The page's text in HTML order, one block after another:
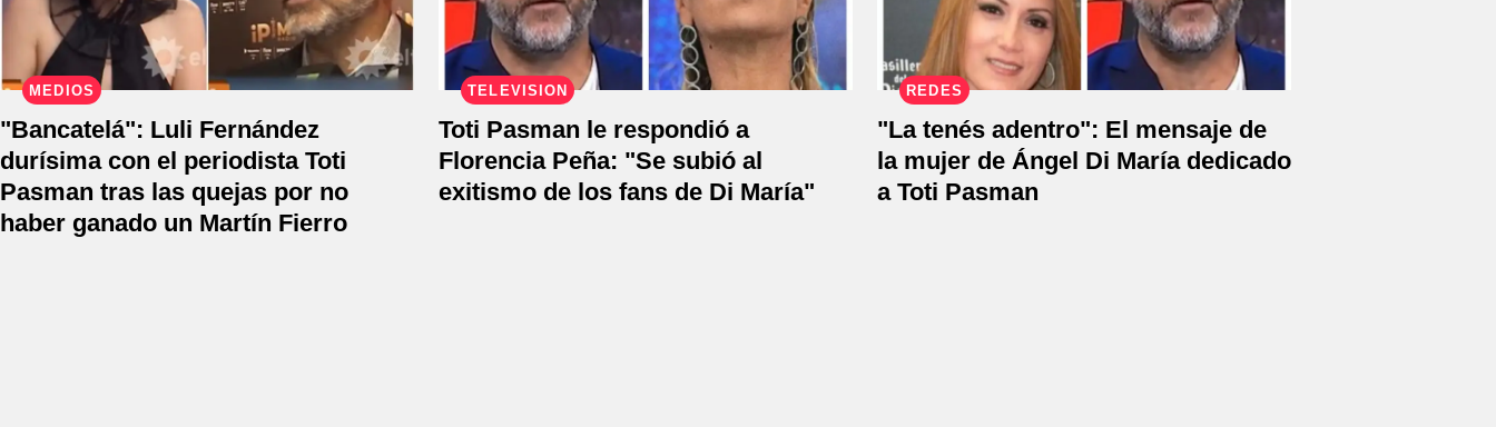
MEDIOS
"Bancatelá": Luli Fernández
durísima con el periodista Toti
Pasman tras las quejas por no
haber ganado un Martín Fierro
TELEVISIÓN
Toti Pasman le respondió a
Florencia Peña: "Se subió al
exitismo de los fans de Di María"
REDES
"La tenés adentro": El mensaje de
la mujer de Ángel Di María dedicado
a Toti Pasman